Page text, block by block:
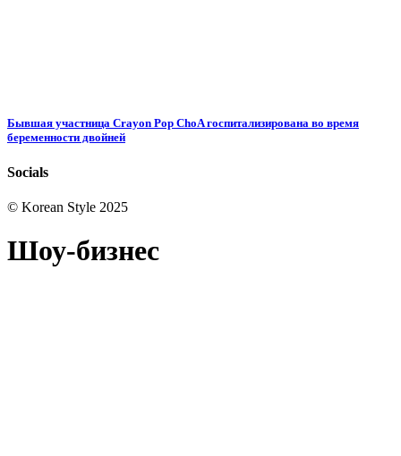
Бывшая участница Crayon Pop ChoA госпитализирована во время
беременности двойней
Socials
© Korean Style 2025
Шоу-бизнес